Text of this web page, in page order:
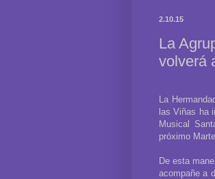
2.10.15
La
volverá
La
las Viñas ha
Musical
próximo
De esta
acompañe a